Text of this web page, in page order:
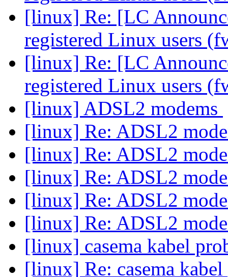
[linux] Re: [LC
registered Linux users
[linux] Re: [LC
registered Linux users
[linux] ADSL2 modems
[linux] Re: ADSL2
[linux] Re: ADSL2
[linux] Re: ADSL2
[linux] Re: ADSL2
[linux] Re: ADSL2
[linux] casema kabel
[linux] Re: casema